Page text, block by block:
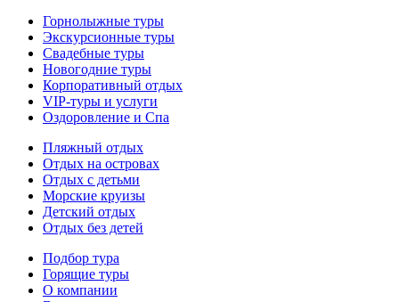
Горнолыжные туры
Экскурсионные туры
Свадебные туры
Новогодние туры
Корпоративный отдых
VIP-туры и услуги
Оздоровление и Спа
Пляжный отдых
Отдых на островах
Отдых с детьми
Морские круизы
Детский отдых
Отдых без детей
Подбор тура
Горящие туры
О компании